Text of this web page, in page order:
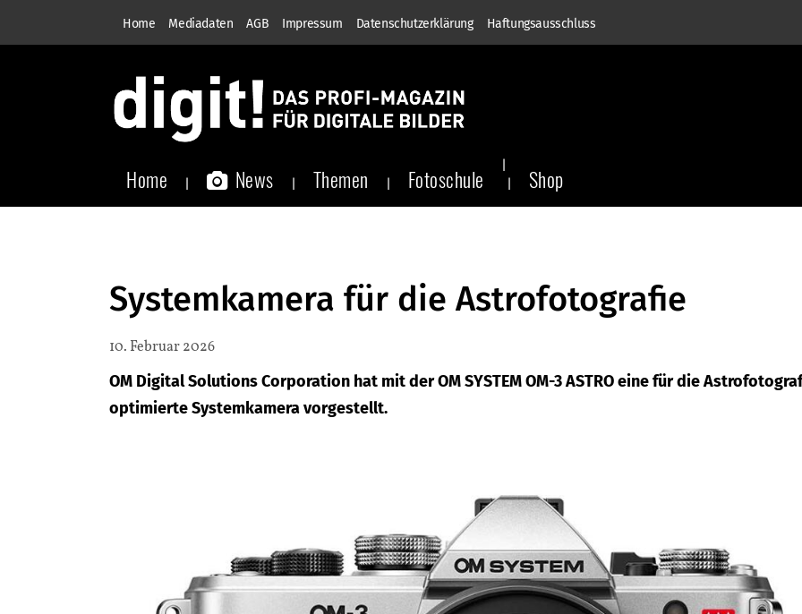
Home Mediadaten AGB Impressum Datenschutzerklärung Haftungsausschluss
Home News Themen Fotoschule Shop
Systemkamera für die Astrofotografie
10. Februar 2026
OM Digital Solutions Corporation hat mit der OM SYSTEM OM-3 ASTRO eine für die
optimierte Systemkamera vorgestellt.